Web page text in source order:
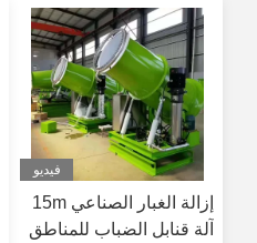
فيديو
إزالة الغبار الصناعي 15m
آلة قنابل الضباب للمناطق